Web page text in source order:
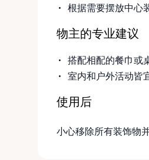
根据需要摆放中心
物主的专业建议
搭配相配的餐巾或
室内和户外活动皆
使用后
小心移除所有装饰物